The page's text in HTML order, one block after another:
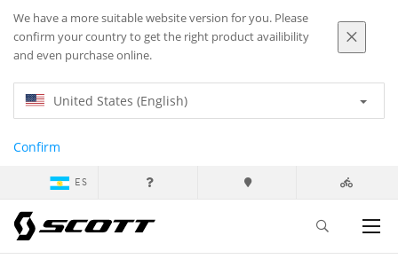
We have a more suitable website version for you. Please
confirm your country to get the right product availibility
and even purchase online.
United States (English)
Confirm
ES